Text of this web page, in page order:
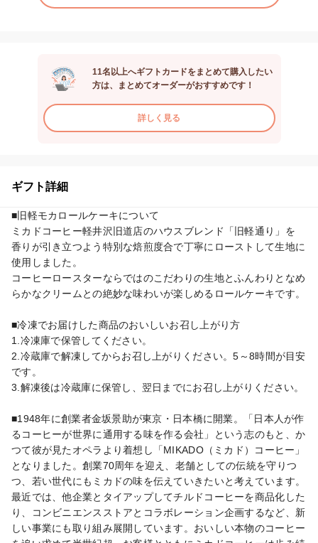
11名以上へギフトカードをまとめて購入したい
方は、まとめてオーダーがおすすめです！
詳しく見る
ギフト詳細
■旧軽モカロールケーキについて
ミカドコーヒー軽井沢旧道店のハウスブレンド「旧軽通り」を
香りが引き立つよう特別な焙煎度合で丁寧にローストして生地に
使用しました。
コーヒーロースターならではのこだわりの生地とふんわりとなめ
らかなクリームとの絶妙な味わいが楽しめるロールケーキです。
■冷凍でお届けした商品のおいしいお召し上がり方
1.冷凍庫で保管してください。
2.冷蔵庫で解凍してからお召し上がりください。5～8時間が目安
です。
3.解凍後は冷蔵庫に保管し、翌日までにお召し上がりください。
■1948年に創業者金坂景助が東京・日本橋に開業。「日本人が作
るコーヒーが世界に通用する味を作る会社」という志のもと、か
つて彼が見たオペラより着想し「MIKADO（ミカド）コーヒー」
となりました。創業70周年を迎え、老舗としての伝統を守りつ
つ、若い世代にもミカドの味を伝えていきたいと考えています。
最近では、他企業とタイアップしてチルドコーヒーを商品化した
り、コンビニエンスストアとコラボレーション企画するなど、新
しい事業にも取り組み展開しています。おいしい本物のコーヒー